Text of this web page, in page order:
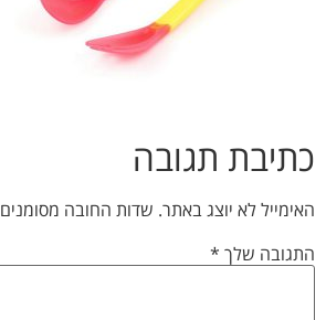
כתיבת תגובה
האימייל לא יוצג באתר. שדות החובה מסומנים
התגובה שלך*